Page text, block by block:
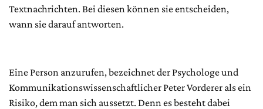
Textnachrichten. Bei diesen können sie entscheiden,
wann sie darauf antworten.
Eine Person anzurufen, bezeichnet der Psychologe und
Kommunikationswissenschaftlicher Peter Vorderer als ein
Risiko, dem man sich aussetzt. Denn es besteht dabei